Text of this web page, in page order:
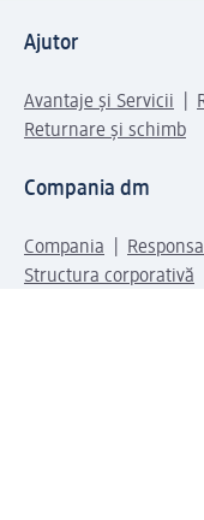
Ajutor
Avantaje și Servicii
Returnare și schimb
Compania dm
Compania
Structura corporativă